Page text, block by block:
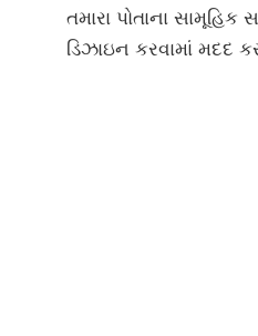
તમારા પોતાના
ડિઝાઇન કરવામાં મદદ